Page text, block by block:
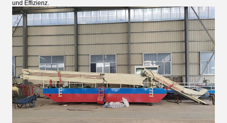
und Effizienz.